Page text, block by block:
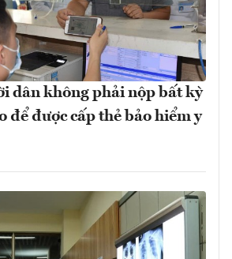
dân không phải nộp bất kỳ
để được cấp thẻ bảo hiểm y